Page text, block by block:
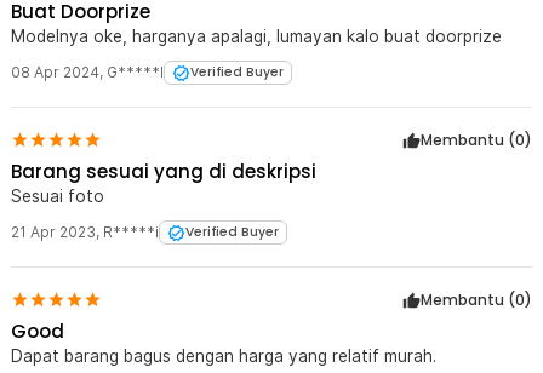
Buat Doorprize
Modelnya oke, harganya apalagi, lumayan kalo buat doorprize
08 Apr 2024, G*****l Verified Buyer
Membantu (0)
Barang sesuai yang di deskripsi
Sesuai foto
21 Apr 2023, R*****i Verified Buyer
Membantu (0)
Good
Dapat barang bagus dengan harga yang relatif murah.